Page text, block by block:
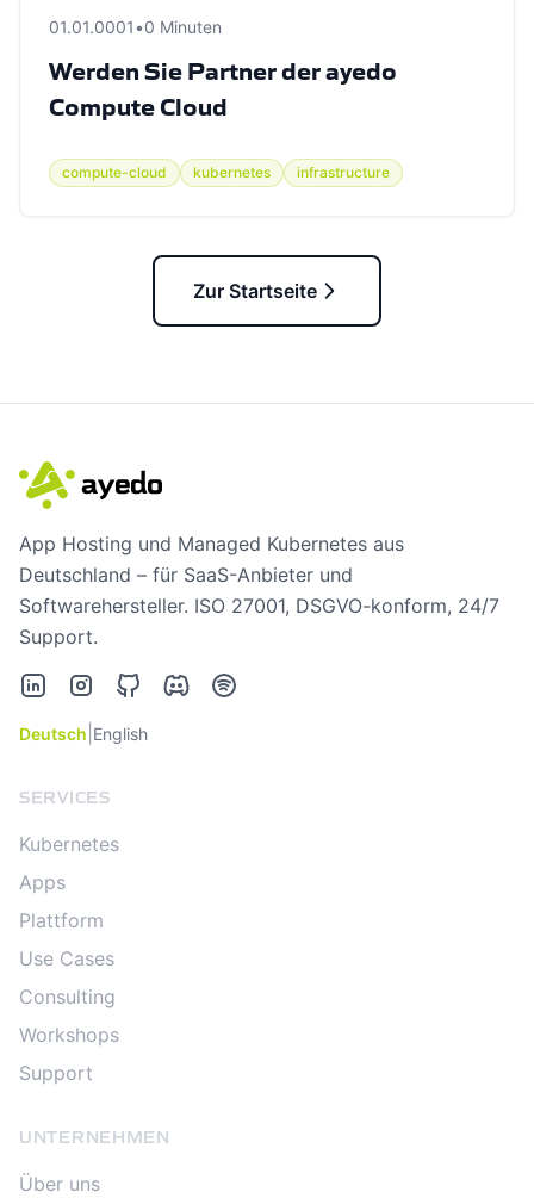
01.01.0001 •0 Minuten
Werden Sie Partner der ayedo
Compute Cloud
compute-cloud kubernetes infrastructure
Zur Startseite
App Hosting und Managed Kubernetes aus
Deutschland – für SaaS-Anbieter und
Softwarehersteller. ISO 27001, DSGVO-konform, 24/7
Support.
LinkedInInstagramGitHubDiscordSpotify
Deutsch English
SERVICES
Kubernetes
Apps
Plattform
Use Cases
Consulting
Workshops
Support
UNTERNEHMEN
Über uns